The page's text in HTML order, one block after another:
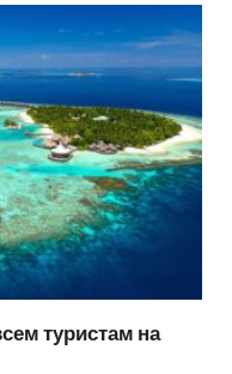
туристам на